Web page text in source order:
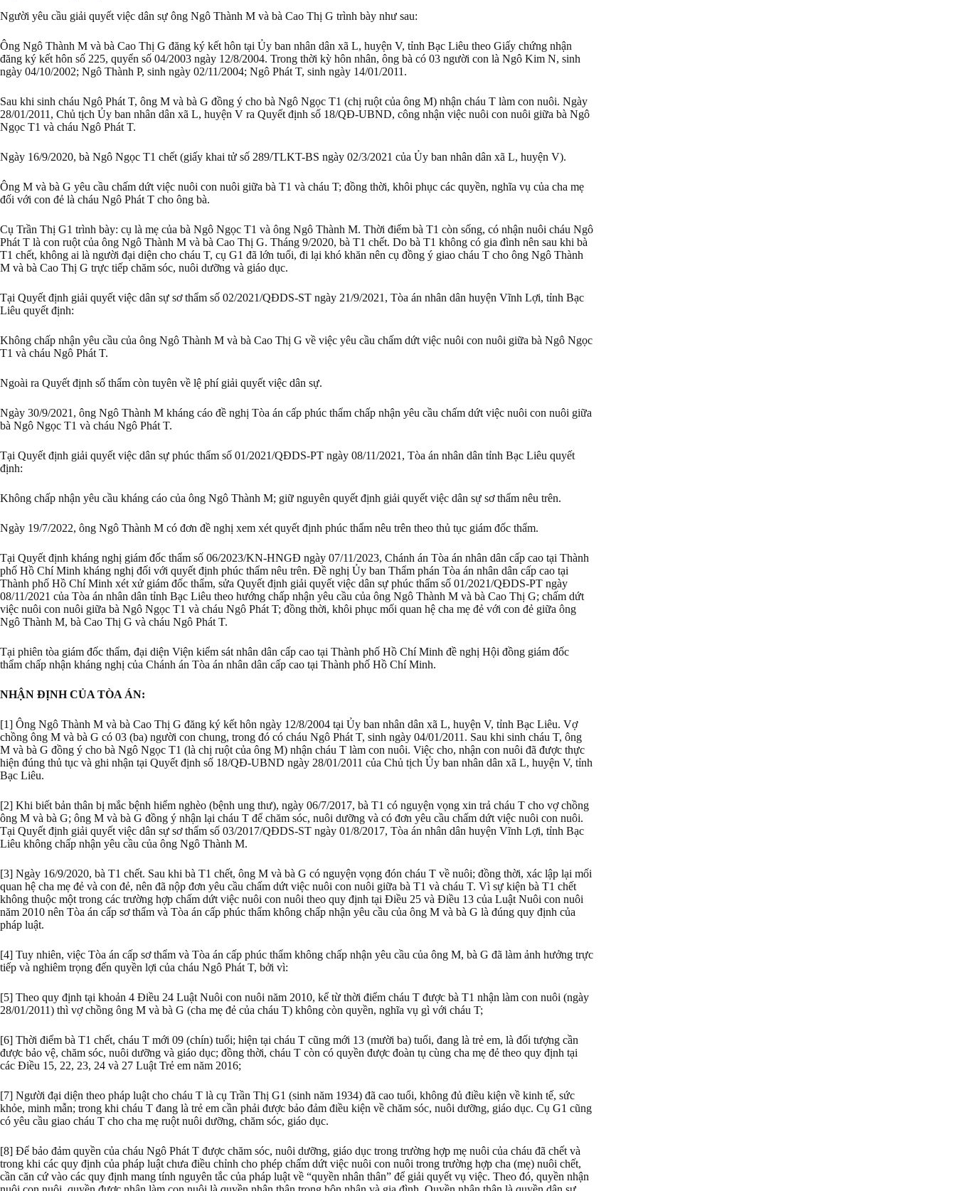
Người yêu cầu giải quyết việc dân sự ông Ngô Thành M và bà Cao Thị G trình bày như sau:
Ông Ngô Thành M và bà Cao Thị G đăng ký kết hôn tại Ủy ban nhân dân xã L, huyện V, tỉnh Bạc Liêu theo Giấy chứng nhận
đăng ký kết hôn số 225, quyển số 04/2003 ngày 12/8/2004. Trong thời kỳ hôn nhân, ông bà có 03 người con là Ngô Kim N, sinh
ngày 04/10/2002; Ngô Thành P, sinh ngày 02/11/2004; Ngô Phát T, sinh ngày 14/01/2011.
Sau khi sinh cháu Ngô Phát T, ông M và bà G đồng ý cho bà Ngô Ngọc T1 (chị ruột của ông M) nhận cháu T làm con nuôi. Ngày
28/01/2011, Chủ tịch Ủy ban nhân dân xã L, huyện V ra Quyết định số 18/QĐ-UBND, công nhận việc nuôi con nuôi giữa bà Ngô
Ngọc T1 và cháu Ngô Phát T.
Ngày 16/9/2020, bà Ngô Ngọc T1 chết (giấy khai tử số 289/TLKT-BS ngày 02/3/2021 của Ủy ban nhân dân xã L, huyện V).
Ông M và bà G yêu cầu chấm dứt việc nuôi con nuôi giữa bà T1 và cháu T; đồng thời, khôi phục các quyền, nghĩa vụ của cha mẹ
đối với con đẻ là cháu Ngô Phát T cho ông bà.
Cụ Trần Thị G1 trình bày: cụ là mẹ của bà Ngô Ngọc T1 và ông Ngô Thành M. Thời điểm bà T1 còn sống, có nhận nuôi cháu Ngô
Phát T là con ruột của ông Ngô Thành M và bà Cao Thị G. Tháng 9/2020, bà T1 chết. Do bà T1 không có gia đình nên sau khi bà
T1 chết, không ai là người đại diện cho cháu T, cụ G1 đã lớn tuổi, đi lại khó khăn nên cụ đồng ý giao cháu T cho ông Ngô Thành
M và bà Cao Thị G trực tiếp chăm sóc, nuôi dưỡng và giáo dục.
Tại Quyết định giải quyết việc dân sự sơ thẩm số 02/2021/QĐDS-ST ngày 21/9/2021, Tòa án nhân dân huyện Vĩnh Lợi, tỉnh Bạc
Liêu quyết định:
Không chấp nhận yêu cầu của ông Ngô Thành M và bà Cao Thị G về việc yêu cầu chấm dứt việc nuôi con nuôi giữa bà Ngô Ngọc
T1 và cháu Ngô Phát T.
Ngoài ra Quyết định số thẩm còn tuyên về lệ phí giải quyết việc dân sự.
Ngày 30/9/2021, ông Ngô Thành M kháng cáo đề nghị Tòa án cấp phúc thẩm chấp nhận yêu cầu chấm dứt việc nuôi con nuôi giữa
bà Ngô Ngọc T1 và cháu Ngô Phát T.
Tại Quyết định giải quyết việc dân sự phúc thẩm số 01/2021/QĐDS-PT ngày 08/11/2021, Tòa án nhân dân tỉnh Bạc Liêu quyết
định:
Không chấp nhận yêu cầu kháng cáo của ông Ngô Thành M; giữ nguyên quyết định giải quyết việc dân sự sơ thẩm nêu trên.
Ngày 19/7/2022, ông Ngô Thành M có đơn đề nghị xem xét quyết định phúc thẩm nêu trên theo thủ tục giám đốc thẩm.
Tại Quyết định kháng nghị giám đốc thẩm số 06/2023/KN-HNGĐ ngày 07/11/2023, Chánh án Tòa án nhân dân cấp cao tại Thành
phố Hồ Chí Minh kháng nghị đối với quyết định phúc thẩm nêu trên. Đề nghị Ủy ban Thẩm phán Tòa án nhân dân cấp cao tại
Thành phố Hồ Chí Minh xét xử giám đốc thẩm, sửa Quyết định giải quyết việc dân sự phúc thẩm số 01/2021/QĐDS-PT ngày
08/11/2021 của Tòa án nhân dân tỉnh Bạc Liêu theo hướng chấp nhận yêu cầu của ông Ngô Thành M và bà Cao Thị G; chấm dứt
việc nuôi con nuôi giữa bà Ngô Ngọc T1 và cháu Ngô Phát T; đồng thời, khôi phục mối quan hệ cha mẹ đẻ với con đẻ giữa ông
Ngô Thành M, bà Cao Thị G và cháu Ngô Phát T.
Tại phiên tòa giám đốc thẩm, đại diện Viện kiểm sát nhân dân cấp cao tại Thành phố Hồ Chí Minh đề nghị Hội đồng giám đốc
thẩm chấp nhận kháng nghị của Chánh án Tòa án nhân dân cấp cao tại Thành phố Hồ Chí Minh.
NHẬN ĐỊNH CỦA TÒA ÁN:
[1] Ông Ngô Thành M và bà Cao Thị G đăng ký kết hôn ngày 12/8/2004 tại Ủy ban nhân dân xã L, huyện V, tỉnh Bạc Liêu. Vợ
chồng ông M và bà G có 03 (ba) người con chung, trong đó có cháu Ngô Phát T, sinh ngày 04/01/2011. Sau khi sinh cháu T, ông
M và bà G đồng ý cho bà Ngô Ngọc T1 (là chị ruột của ông M) nhận cháu T làm con nuôi. Việc cho, nhận con nuôi đã được thực
hiện đúng thủ tục và ghi nhận tại Quyết định số 18/QĐ-UBND ngày 28/01/2011 của Chủ tịch Ủy ban nhân dân xã L, huyện V, tỉnh
Bạc Liêu.
[2] Khi biết bản thân bị mắc bệnh hiểm nghèo (bệnh ung thư), ngày 06/7/2017, bà T1 có nguyện vọng xin trả cháu T cho vợ chồng
ông M và bà G; ông M và bà G đồng ý nhận lại cháu T để chăm sóc, nuôi dưỡng và có đơn yêu cầu chấm dứt việc nuôi con nuôi.
Tại Quyết định giải quyết việc dân sự sơ thẩm số 03/2017/QĐDS-ST ngày 01/8/2017, Tòa án nhân dân huyện Vĩnh Lợi, tỉnh Bạc
Liêu không chấp nhận yêu cầu của ông Ngô Thành M.
[3] Ngày 16/9/2020, bà T1 chết. Sau khi bà T1 chết, ông M và bà G có nguyện vọng đón cháu T về nuôi; đồng thời, xác lập lại mối
quan hệ cha mẹ đẻ và con đẻ, nên đã nộp đơn yêu cầu chấm dứt việc nuôi con nuôi giữa bà T1 và cháu T. Vì sự kiện bà T1 chết
không thuộc một trong các trường hợp chấm dứt việc nuôi con nuôi theo quy định tại Điều 25 và Điều 13 của Luật Nuôi con nuôi
năm 2010 nên Tòa án cấp sơ thẩm và Tòa án cấp phúc thẩm không chấp nhận yêu cầu của ông M và bà G là đúng quy định của
pháp luật.
[4] Tuy nhiên, việc Tòa án cấp sơ thẩm và Tòa án cấp phúc thẩm không chấp nhận yêu cầu của ông M, bà G đã làm ảnh hưởng trực
tiếp và nghiêm trọng đến quyền lợi của cháu Ngô Phát T, bởi vì:
[5] Theo quy định tại khoản 4 Điều 24 Luật Nuôi con nuôi năm 2010, kể từ thời điểm cháu T được bà T1 nhận làm con nuôi (ngày
28/01/2011) thì vợ chồng ông M và bà G (cha mẹ đẻ của cháu T) không còn quyền, nghĩa vụ gì với cháu T;
[6] Thời điểm bà T1 chết, cháu T mới 09 (chín) tuổi; hiện tại cháu T cũng mới 13 (mười ba) tuổi, đang là trẻ em, là đối tượng cần
được bảo vệ, chăm sóc, nuôi dưỡng và giáo dục; đồng thời, cháu T còn có quyền được đoàn tụ cùng cha mẹ đẻ theo quy định tại
các Điều 15, 22, 23, 24 và 27 Luật Trẻ em năm 2016;
[7] Người đại diện theo pháp luật cho cháu T là cụ Trần Thị G1 (sinh năm 1934) đã cao tuổi, không đủ điều kiện về kinh tế, sức
khỏe, minh mẫn; trong khi cháu T đang là trẻ em cần phải được bảo đảm điều kiện về chăm sóc, nuôi dưỡng, giáo dục. Cụ G1 cũng
có yêu cầu giao cháu T cho cha mẹ ruột nuôi dưỡng, chăm sóc, giáo dục.
[8] Để bảo đảm quyền của cháu Ngô Phát T được chăm sóc, nuôi dưỡng, giáo dục trong trường hợp mẹ nuôi của cháu đã chết và
trong khi các quy định của pháp luật chưa điều chỉnh cho phép chấm dứt việc nuôi con nuôi trong trường hợp cha (mẹ) nuôi chết,
cần căn cứ vào các quy định mang tính nguyên tắc của pháp luật về “quyền nhân thân” để giải quyết vụ việc. Theo đó, quyền nhận